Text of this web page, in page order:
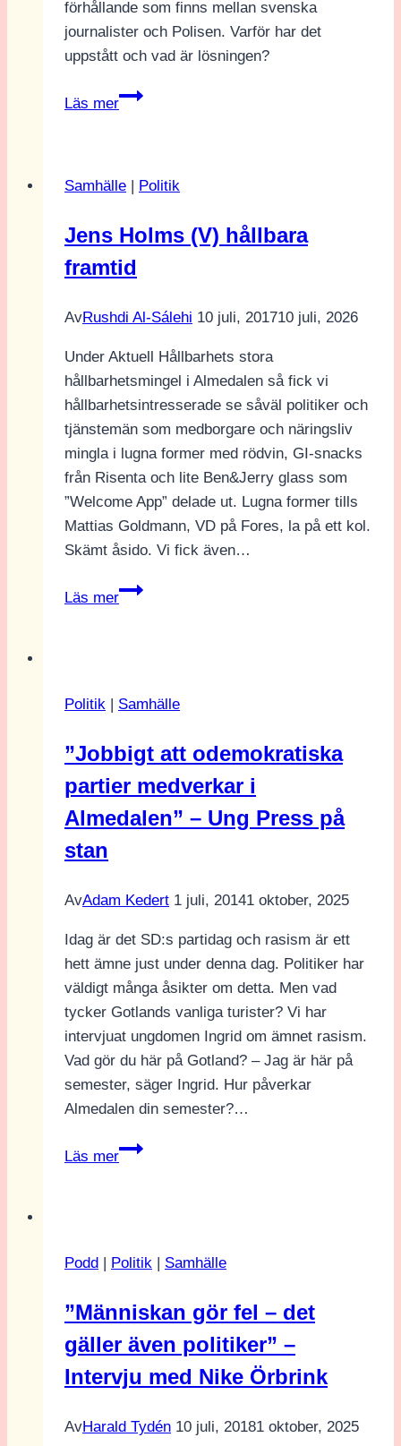
förhållande som finns mellan svenska
journalister och Polisen. Varför har det
uppstått och vad är lösningen?
Läs mer
Hur
Polisen
vänner
igen?
Samhälle | Politik
Jens Holms (V) hållbara
framtid
AvRushdi Al-Sálehi 10 juli, 201710 juli, 2026
Under Aktuell Hållbarhets stora
hållbarhetsmingel i Almedalen så fick vi
hållbarhetsintresserade se såväl politiker och
tjänstemän som medborgare och näringsliv
mingla i lugna former med rödvin, GI-snacks
från Risenta och lite Ben&Jerry glass som
”Welcome App” delade ut. Lugna former tills
Mattias Goldmann, VD på Fores, la på ett kol.
Skämt åsido. Vi fick även…
Läs mer
Jens
Politik | Samhälle
”Jobbigt att odemokratiska
partier medverkar i
Almedalen” – Ung Press på
stan
AvAdam Kedert 1 juli, 20141 oktober, 2025
Idag är det SD:s partidag och rasism är ett
hett ämne just under denna dag. Politiker har
väldigt många åsikter om detta. Men vad
tycker Gotlands vanliga turister? Vi har
intervjuat ungdomen Ingrid om ämnet rasism.
Vad gör du här på Gotland? – Jag är här på
semester, säger Ingrid. Hur påverkar
Almedalen din semester?…
Läs mer
”Jobbigt
i
–
Ung
Press
på
Podd | Politik | Samhälle
”Människan gör fel – det
gäller även politiker” –
Intervju med Nike Örbrink
AvHarald Tydén 10 juli, 20181 oktober, 2025